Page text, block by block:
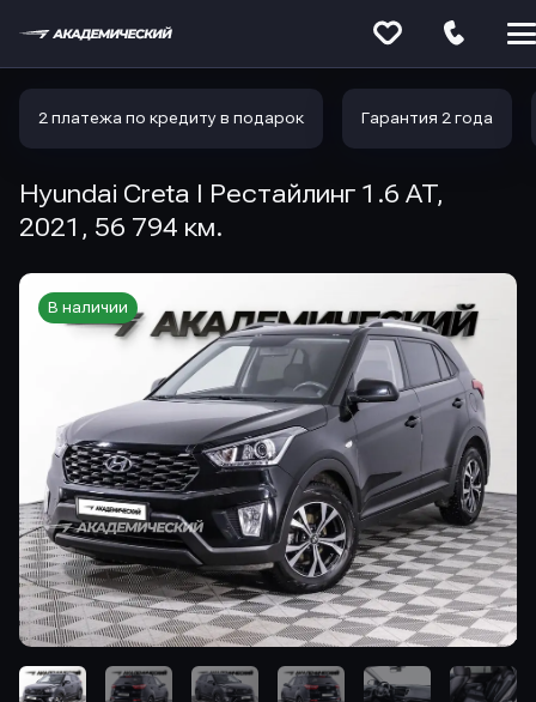
2 платежа по кредиту в подарок Гарантия 2 года
Hyundai Creta I Рестайлинг 1.6 AT,
2021, 56 794 км.
В наличии